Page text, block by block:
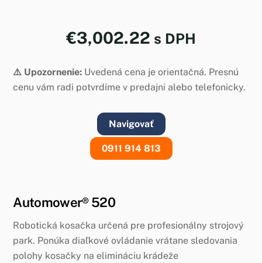
€3,002.22 s DPH
⚠️ Upozornenie: Uvedená cena je orientačná. Presnú
cenu vám radi potvrdíme v predajni alebo telefonicky.
Navigovať
0911 914 813
Automower® 520
Robotická kosačka určená pre profesionálny strojový
park. Ponúka diaľkové ovládanie vrátane sledovania
polohy kosačky na elimináciu krádeže